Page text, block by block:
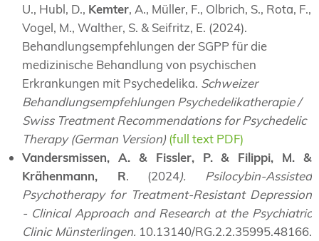
U., Hubl, D., Kemter, A., Müller, F., Olbrich, S., Rota, F.,
Vogel, M., Walther, S. & Seifritz, E. (2024).
Behandlungsempfehlungen der SGPP für die
medizinische Behandlung von psychischen
Erkrankungen mit Psychedelika. Schweizer
Behandlungsempfehlungen Psychedelikatherapie /
Swiss Treatment Recommendations for Psychedelic
Therapy (German Version)(full text PDF)
Vandersmissen, A. & Fissler, P. & Filippi, M. &
Krähenmann, R. (2024). Psilocybin-Assisted
Psychotherapy for Treatment-Resistant Depression
- Clinical Approach and Research at the Psychiatric
Clinic Münsterlingen. 10.13140/RG.2.2.35995.48166.